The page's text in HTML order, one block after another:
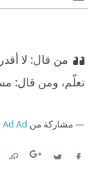
من قال: لا
تعلّم، ومن قال:
مشاركة من Ad Ad